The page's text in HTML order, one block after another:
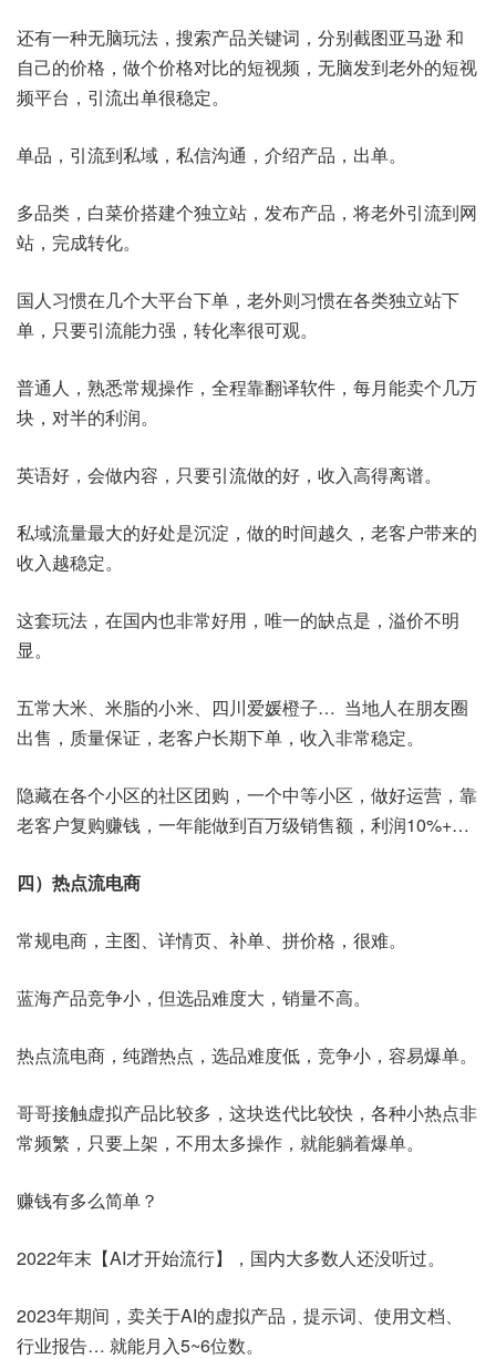
还有一种无脑玩法，搜索产品关键词，分别截图亚马逊 和
自己的价格，做个价格对比的短视频，无脑发到老外的短视
频平台，引流出单很稳定。
单品，引流到私域，私信沟通，介绍产品，出单。
多品类，白菜价搭建个独立站，发布产品，将老外引流到网
站，完成转化。
国人习惯在几个大平台下单，老外则习惯在各类独立站下
单，只要引流能力强，转化率很可观。
普通人，熟悉常规操作，全程靠翻译软件，每月能卖个几万
块，对半的利润。
英语好，会做内容，只要引流做的好，收入高得离谱。
私域流量最大的好处是沉淀，做的时间越久，老客户带来的
收入越稳定。
这套玩法，在国内也非常好用，唯一的缺点是，溢价不明
显。
五常大米、米脂的小米、四川爱媛橙子… 当地人在朋友圈
出售，质量保证，老客户长期下单，收入非常稳定。
隐藏在各个小区的社区团购，一个中等小区，做好运营，靠
老客户复购赚钱，一年能做到百万级销售额，利润10%+…
四）热点流电商
常规电商，主图、详情页、补单、拼价格，很难。
蓝海产品竞争小，但选品难度大，销量不高。
热点流电商，纯蹭热点，选品难度低，竞争小，容易爆单。
哥哥接触虚拟产品比较多，这块迭代比较快，各种小热点非
常频繁，只要上架，不用太多操作，就能躺着爆单。
赚钱有多么简单？
2022年末【AI才开始流行】，国内大多数人还没听过。
2023年期间，卖关于AI的虚拟产品，提示词、使用文档、
行业报告… 就能月入5~6位数。